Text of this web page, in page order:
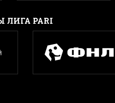
ЛИГА PARI